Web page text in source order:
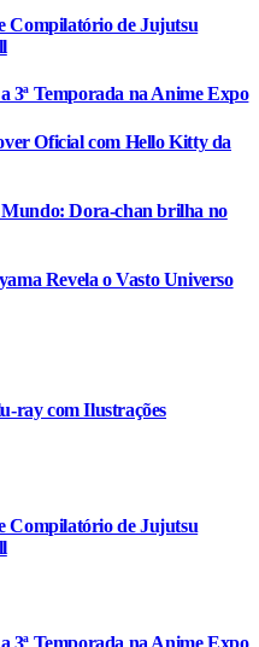
Compilatório de Jujutsu
3ª Temporada na Anime Expo
Oficial com Hello Kitty da
Dora-chan brilha no
Revela o Vasto Universo
ray com Ilustrações
Compilatório de Jujutsu
3ª Temporada na Anime Expo